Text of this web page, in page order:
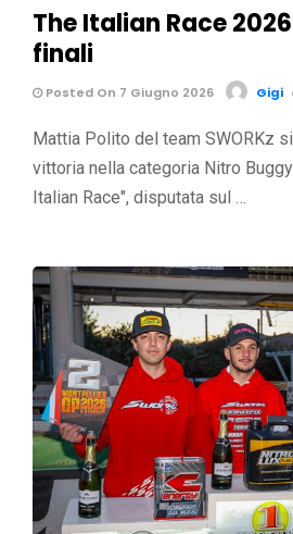
The Italian Race
finali
Posted On 7 Giugno 2026 Gigi
Mattia Polito del team SWORKz
vittoria nella categoria Nitro
Italian Race", disputata sul …